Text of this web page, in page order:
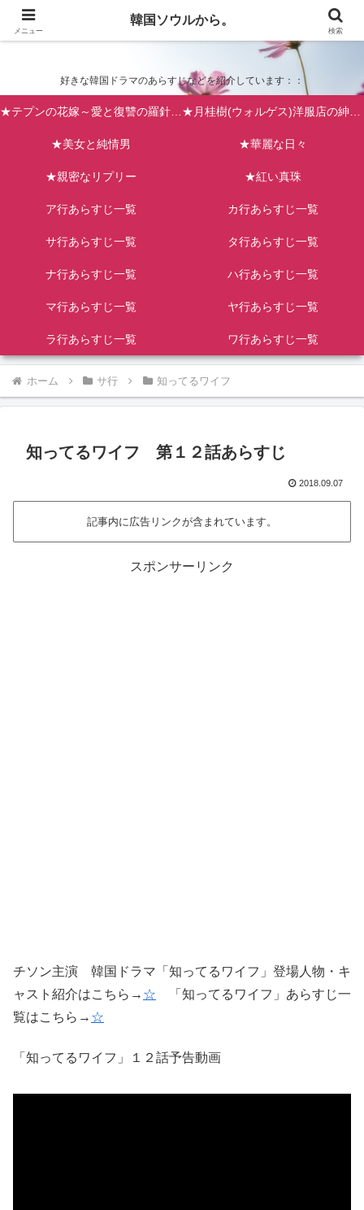
韓国ソウルから。
好きな韓国ドラマのあらすじなどを紹介しています：：
★テプンの花嫁～愛と復讐の羅針盤（台風の新婦） ★月桂樹(ウォルゲス)洋服店の紳士たち
★美女と純情男 ★華麗な日々
★親密なリプリー ★紅い真珠
ア行あらすじ一覧 カ行あらすじ一覧
サ行あらすじ一覧 タ行あらすじ一覧
ナ行あらすじ一覧 ハ行あらすじ一覧
マ行あらすじ一覧 ヤ行あらすじ一覧
ラ行あらすじ一覧 ワ行あらすじ一覧
ホーム サ行 知ってるワイフ
知ってるワイフ 第１２話あらすじ
2018.09.07
記事内に広告リンクが含まれています。
スポンサーリンク
チソン主演 韓国ドラマ「知ってるワイフ」登場人物・キ
ャスト紹介はこちら→ ☆ 「知ってるワイフ」あらすじ一
覧はこちら→ ☆
「知ってるワイフ」１２話予告動画
メニュー
韓国ソウルから。
検索